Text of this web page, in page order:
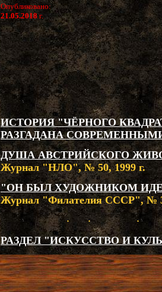
Опубликовано:
21.05.2018г.
ИСТОРИЯ "ЧЁРНОГО
РАЗГАДАНА
ДУША АВСТРИЙСКОГО
Журнал "НЛО", № 50, 1999 г.
"ОН БЫЛ ХУДОЖНИКОМ
Журнал "Филателия СССР", №
РАЗДЕЛ "ИСКУССТВО И